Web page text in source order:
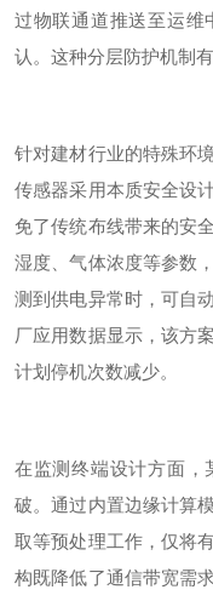
过物联通道推送至运维
认。这种分层防护机制
针对建材行业的特殊环
传感器采用本质安全设
免了传统布线带来的安
湿度、气体浓度等参数
测到供电异常时，可自
厂应用数据显示，该方
计划停机次数减少。
在监测终端设计方面，
破。通过内置边缘计算
取等预处理工作，仅将
构既降低了通信带宽需